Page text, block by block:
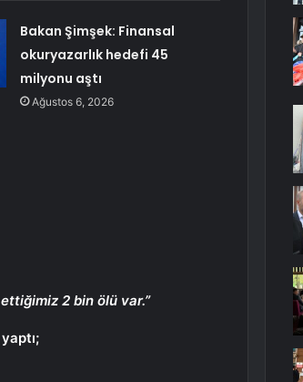
Bakan Şimşek: Finansal
okuryazarlık hedefi 45
milyonu aştı
Ağustos 6, 2026
2 bin ölü var.”